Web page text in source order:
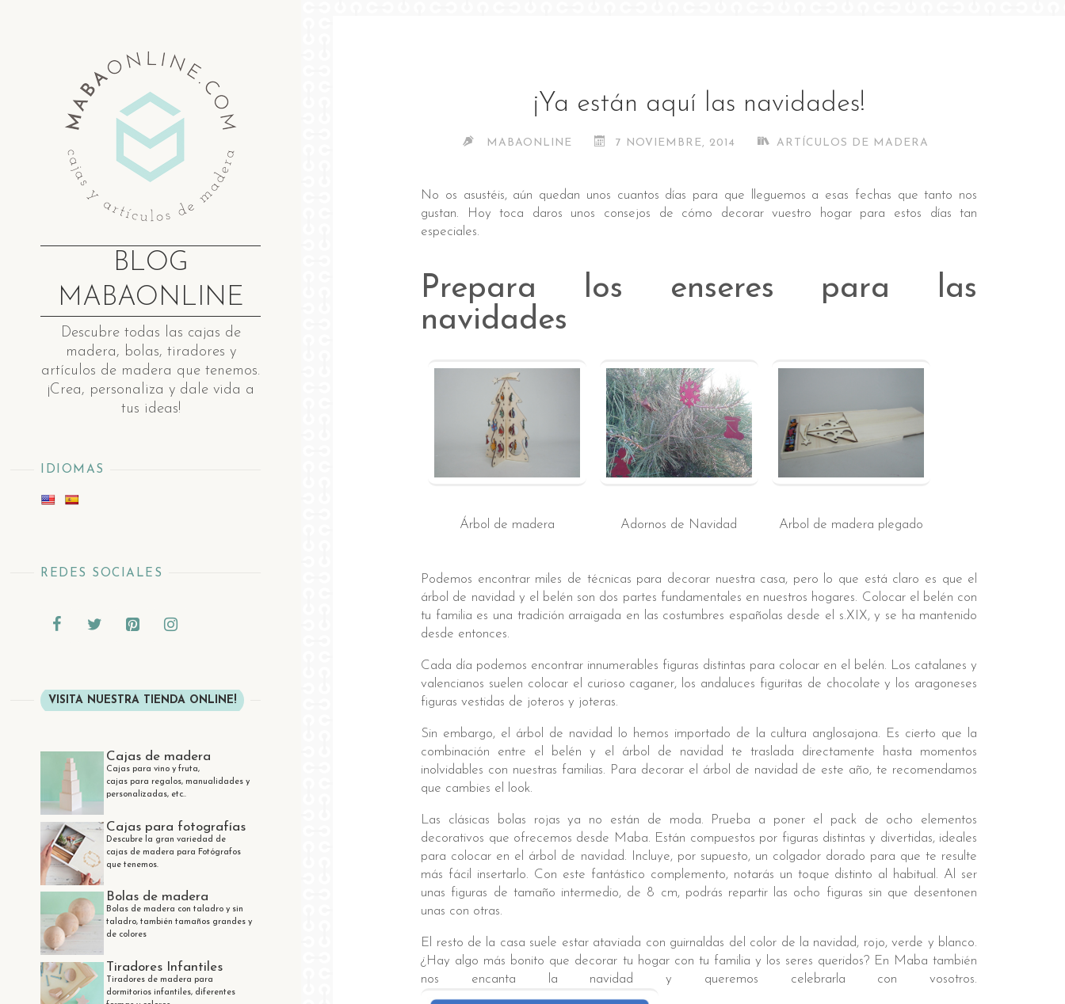
BLOG
MABAONLINE
Descubre ​t​odas las cajas de
madera​, bolas, tiradores y
artículos de madera ​q​ue tenemos.
¡Crea, personaliza y dale vida a
tus ideas!
IDIOMAS
REDES SOCIALES
VISITA NUESTRA TIENDA ONLINE!
Cajas de madera
Cajas para vino y fruta,
cajas para regalos, manualidades y
personalizadas, etc..
Cajas para fotografías
Descubre la gran variedad de
cajas de madera para Fotógrafos
que tenemos.
Bolas de madera
Bolas de madera con taladro y sin
taladro, también tamaños grandes y
de colores
Tiradores Infantiles
Tiradores de madera para
dormitorios infantiles, diferentes
¡Ya están aquí las navidades!
MABAONLINE 7 NOVIEMBRE, 2014 ARTÍCULOS DE MADERA
No os asustéis, aún quedan unos cuantos días para que lleguemos a esas fechas que tanto nos
gustan. Hoy toca daros unos consejos de cómo decorar vuestro hogar para estos días tan
especiales.
Prepara los enseres para las
navidades
Árbol de madera Adornos de Navidad Arbol de madera plegado
Podemos encontrar miles de técnicas para decorar nuestra casa, pero lo que está claro es que el
árbol de navidad y el belén son dos partes fundamentales en nuestros hogares. Colocar el belén con
tu familia es una tradición arraigada en las costumbres españolas desde el s.XIX, y se ha mantenido
desde entonces.
Cada día podemos encontrar innumerables figuras distintas para colocar en el belén. Los catalanes y
valencianos suelen colocar el curioso caganer, los andaluces figuritas de chocolate y los aragoneses
figuras vestidas de joteros y joteras.
Sin embargo, el árbol de navidad lo hemos importado de la cultura anglosajona. Es cierto que la
combinación entre el belén y el árbol de navidad te traslada directamente hasta momentos
inolvidables con nuestras familias. Para decorar el árbol de navidad de este año, te recomendamos
que cambies el look.
Las clásicas bolas rojas ya no están de moda. Prueba a poner el pack de ocho elementos
decorativos que ofrecemos desde Maba. Están compuestos por figuras distintas y divertidas, ideales
para colocar en el árbol de navidad. Incluye, por supuesto, un colgador dorado para que te resulte
más fácil insertarlo. Con este fantástico complemento, notarás un toque distinto al habitual. Al ser
unas figuras de tamaño intermedio, de 8 cm, podrás repartir las ocho figuras sin que desentonen
unas con otras.
El resto de la casa suele estar ataviada con guirnaldas del color de la navidad, rojo, verde y blanco.
¿Hay algo más bonito que decorar tu hogar con tu familia y los seres queridos? En Maba también
nos encanta la navidad y queremos celebrarla con vosotros.